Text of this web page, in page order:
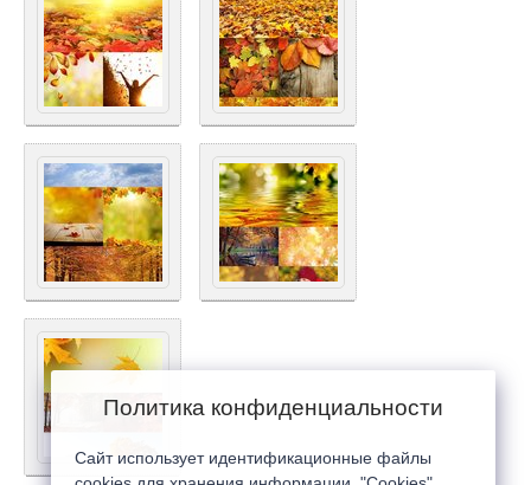
Политика конфиденциальности
Сайт использует идентификационные файлы